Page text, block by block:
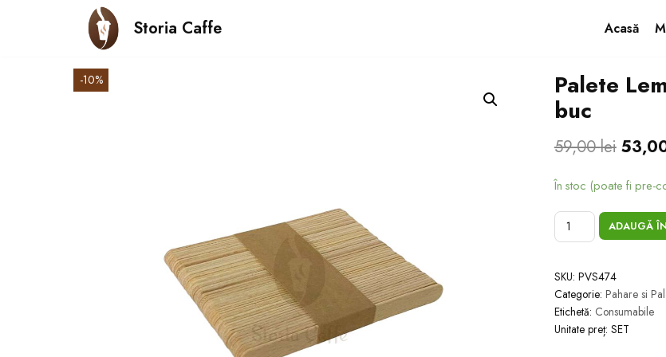
Storia Caffe Acasă
Ceai Instant Ciocolată
-10%
Palete
buc
59,00lei
În stoc (poate fi pre-
ADAUGĂ
SKU: PVS474
Categorie: Pahare si
Etichetă: Consumabile
Unitate preț: SET